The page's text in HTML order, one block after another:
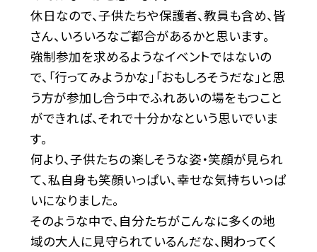
休日なので、子供たちや保護者、教員も含め、皆
さん、いろいろなご都合があるかと思います。
強制参加を求めるようなイベントではないの
で、「行ってみようかな」「おもしろそうだな」と思
う方が参加し合う中でふれあいの場をもつこと
ができれば、それで十分かなという思いでいま
す。
何より、子供たちの楽しそうな姿・笑顔が見られ
て、私自身も笑顔いっぱい、幸せな気持ちいっぱ
いになりました。
そのような中で、自分たちがこんなに多くの地
域の大人に見守られているんだな、関わってく